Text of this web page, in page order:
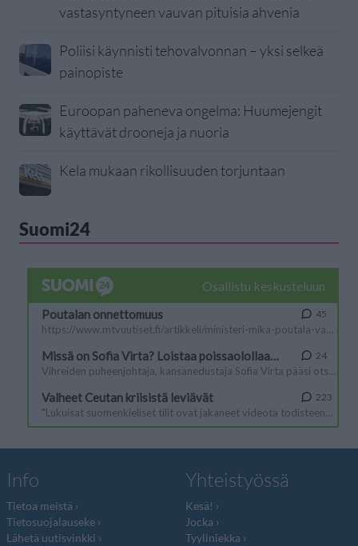
vastasyntyneen vauvan pituisia ahvenia
Poliisi käynnisti tehovalvonnan – yksi selkeä
painopiste
Euroopan paheneva ongelma: Huumejengit
käyttävät drooneja ja nuoria
Kela mukaan rikollisuuden torjuntaan
Suomi24
Info
Tietoa meistä
Tietosuojalauseke
Lähetä uutisvinkki
Yhteistyössä
Kesä!
Jocka
Tyyliniekka